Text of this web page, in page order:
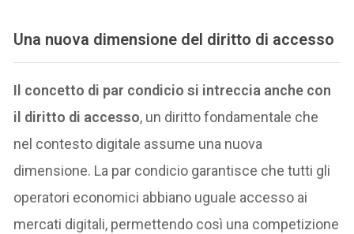
Una nuova dimensione del diritto di accesso
Il concetto di par condicio si intreccia anche con
il diritto di accesso, un diritto fondamentale che
nel contesto digitale assume una nuova
dimensione. La par condicio garantisce che tutti gli
operatori economici abbiano uguale accesso ai
mercati digitali, permettendo così una competizione